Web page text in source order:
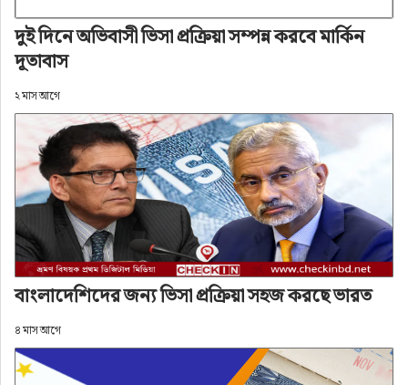
দুই দিনে অভিবাসী ভিসা প্রক্রিয়া সম্পন্ন করবে মার্কিন
দূতাবাস
২ মাস আগে
বাংলাদেশিদের জন্য ভিসা প্রক্রিয়া সহজ করছে ভারত
৪ মাস আগে